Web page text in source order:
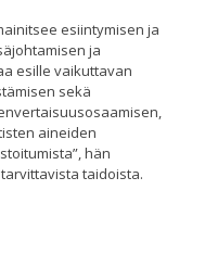
esiintymisen ja
sen ja
esille vaikuttavan
sekä
aineiden
, hän
taidoista.